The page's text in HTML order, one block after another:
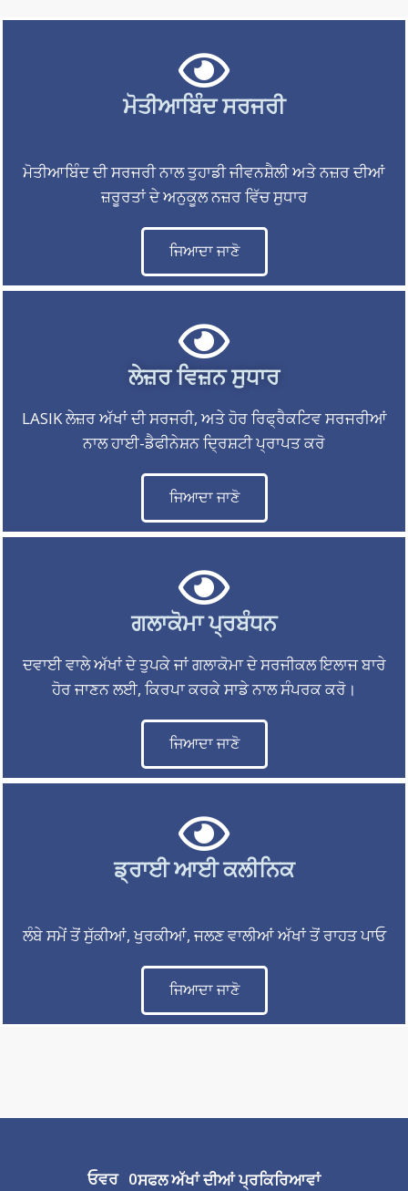
ਮੋਤੀਆਬਿੰਦ ਸਰਜਰੀ
ਮੋਤੀਆਬਿੰਦ ਦੀ ਸਰਜਰੀ ਨਾਲ ਤੁਹਾਡੀ ਜੀਵਨਸ਼ੈਲੀ ਅਤੇ ਨਜ਼ਰ ਦੀਆਂ
ਜ਼ਰੂਰਤਾਂ ਦੇ ਅਨੁਕੂਲ ਨਜ਼ਰ ਵਿੱਚ ਸੁਧਾਰ
ਜਿਆਦਾ ਜਾਣੋ
ਲੇਜ਼ਰ ਵਿਜ਼ਨ ਸੁਧਾਰ
LASIK ਲੇਜ਼ਰ ਅੱਖਾਂ ਦੀ ਸਰਜਰੀ, ਅਤੇ ਹੋਰ ਰਿਫ੍ਰੈਕਟਿਵ ਸਰਜਰੀਆਂ
ਨਾਲ ਹਾਈ-ਡੈਫੀਨੇਸ਼ਨ ਦ੍ਰਿਸ਼ਟੀ ਪ੍ਰਾਪਤ ਕਰੋ
ਜਿਆਦਾ ਜਾਣੋ
ਗਲਾਕੋਮਾ ਪ੍ਰਬੰਧਨ
ਦਵਾਈ ਵਾਲੇ ਅੱਖਾਂ ਦੇ ਤੁਪਕੇ ਜਾਂ ਗਲਾਕੋਮਾ ਦੇ ਸਰਜੀਕਲ ਇਲਾਜ ਬਾਰੇ
ਹੋਰ ਜਾਣਨ ਲਈ, ਕਿਰਪਾ ਕਰਕੇ ਸਾਡੇ ਨਾਲ ਸੰਪਰਕ ਕਰੋ।
ਜਿਆਦਾ ਜਾਣੋ
ਡ੍ਰਾਈ ਆਈ ਕਲੀਨਿਕ
ਲੰਬੇ ਸਮੇਂ ਤੋਂ ਸੁੱਕੀਆਂ, ਖੁਰਕੀਆਂ, ਜਲਣ ਵਾਲੀਆਂ ਅੱਖਾਂ ਤੋਂ ਰਾਹਤ ਪਾਓ
ਜਿਆਦਾ ਜਾਣੋ
ਓਵਰ 0ਸਫਲ ਅੱਖਾਂ ਦੀਆਂ ਪ੍ਰਕਿਰਿਆਵਾਂ